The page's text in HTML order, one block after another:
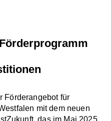
Förderangebot für
mit dem neuen
das im Mai 2025